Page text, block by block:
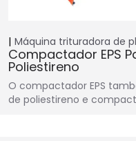
Máquina trituradora de
Compactador EPS
Poliestireno
O compactador EPS
de poliestireno e